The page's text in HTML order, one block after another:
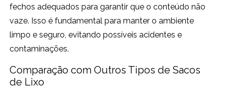
fechos adequados para garantir que o conteúdo não
vaze. Isso é fundamental para manter o ambiente
limpo e seguro, evitando possíveis acidentes e
contaminações.
Comparação com Outros Tipos de Sacos
de Lixo